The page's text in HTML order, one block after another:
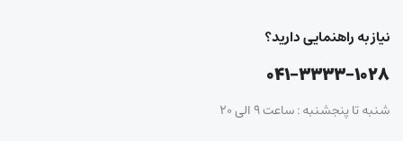
نیاز به راهنمایی دارید؟
۰۴۱-۳۳۳۳-۱۰۲۸
شنبه تا پنجشنبه : ساعت ۹ الی ۲۰